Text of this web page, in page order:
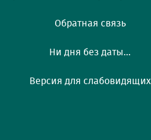
Обратная связь
Ни дня без даты...
Версия для слабовидящих